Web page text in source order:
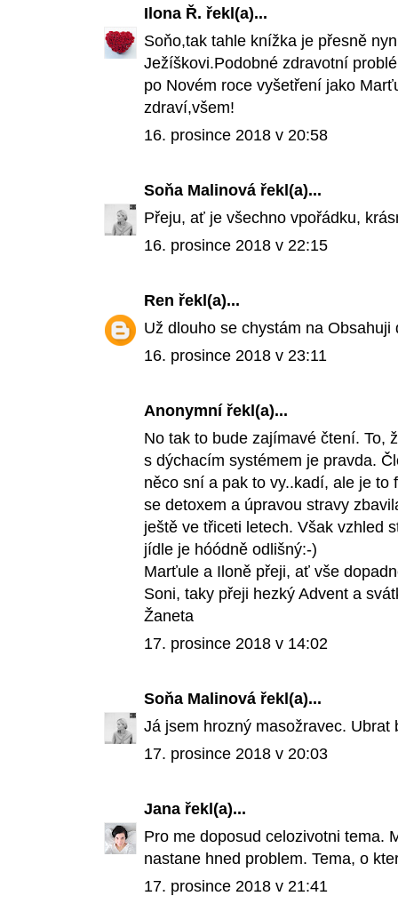
Ilona Ř. řekl(a)...
Soňo,tak tahle knížka je přesně
Ježíškovi.Podobné zdravotní
po Novém roce vyšetření jako
zdraví,všem!
16. prosince 2018 v 20:58
Soňa Malinová řekl(a)...
Přeju, ať je všechno vpořádku,
16. prosince 2018 v 22:15
Ren řekl(a)...
Už dlouho se chystám na
16. prosince 2018 v 23:11
Anonymní řekl(a)...
No tak to bude zajímavé čtení. To,
s dýchacím systémem je pravda.
něco sní a pak to vy..kadí, ale je to
se detoxem a úpravou stravy
ještě ve třiceti letech. Však vzhled
jídle je hóódně odlišný:-)
Marťule a Iloně přeji, ať vše
Soni, taky přeji hezký Advent a
Žaneta
17. prosince 2018 v 14:02
Soňa Malinová řekl(a)...
Já jsem hrozný masožravec. Ubrat
17. prosince 2018 v 20:03
Jana řekl(a)...
Pro me doposud celozivotni tema.
nastane hned problem. Tema, o
17. prosince 2018 v 21:41